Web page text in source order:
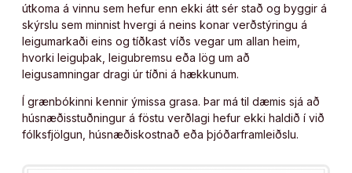
útkoma á vinnu sem hefur enn ekki átt sér stað og byggir á
skýrslu sem minnist hvergi á neins konar verðstýringu á
leigumarkaði eins og tíðkast víðs vegar um allan heim,
hvorki leiguþak, leigubremsu eða lög um að
leigusamningar dragi úr tíðni á hækkunum.
Í grænbókinni kennir ýmissa grasa. Þar má til dæmis sjá að
húsnæðisstuðningur á föstu verðlagi hefur ekki haldið í við
fólksfjölgun, húsnæðiskostnað eða þjóðarframleiðslu.